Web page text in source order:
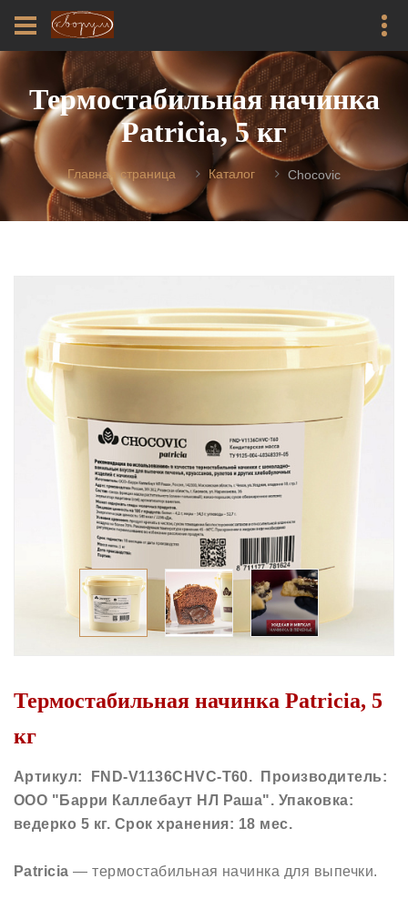
Термостабильная начинка
Patricia, 5 кг
Главная страница Каталог Chocovic
Термостабильная начинка Patricia, 5
кг
Артикул:
FND-V1136CHVC-T60. Производитель:
ООО "Барри Каллебаут НЛ Раша". Упаковка:
ведерко 5 кг. Срок хранения: 18 мес.
Patricia — термостабильная начинка для выпечки.